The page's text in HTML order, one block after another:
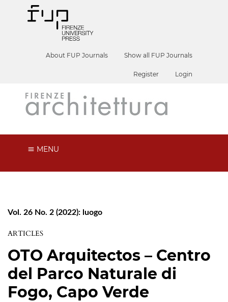
About FUP Journals Show all FUP Journals
Register Login
MENU
Vol. 26 No. 2 (2022): luogo
ARTICLES
OTO Arquitectos – Centro
del Parco Naturale di
Fogo, Capo Verde